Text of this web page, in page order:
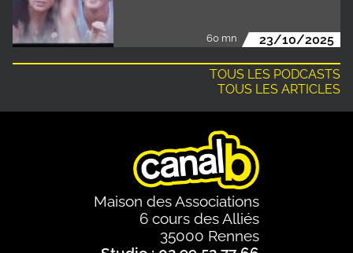
60 mn 23/10/2025
TOUS LES PODCASTS
TOUS LES ARTICLES
Maison des Associations
6 cours des Alliés
35000 Rennes